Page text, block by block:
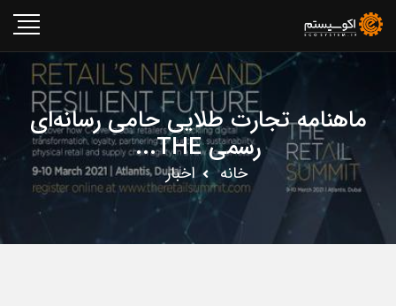
ماهنامه تجارت طلایی حامی رسانه‌ای
رسمی THE...
خانه اخبار